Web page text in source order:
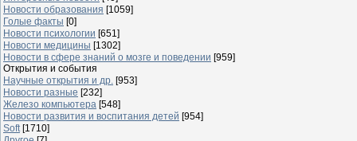
Новости образования [1059]
Голые факты [0]
Новости психологии [651]
Новости медицины [1302]
Новости в сфере знаний о мозге и поведении [959]
Открытия и события
Научные открытия и др. [953]
Новости разные [232]
Железо компьютера [548]
Новости развития и воспитания детей [954]
Soft [1710]